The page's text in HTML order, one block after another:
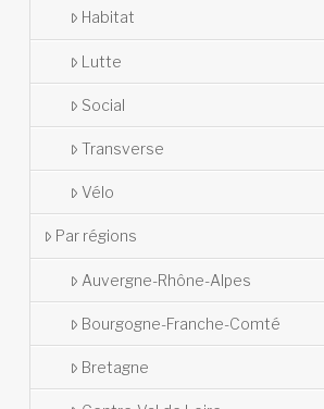
Habitat
Lutte
Social
Transverse
Vélo
Par régions
Auvergne-Rhône-Alpes
Bourgogne-Franche-Comté
Bretagne